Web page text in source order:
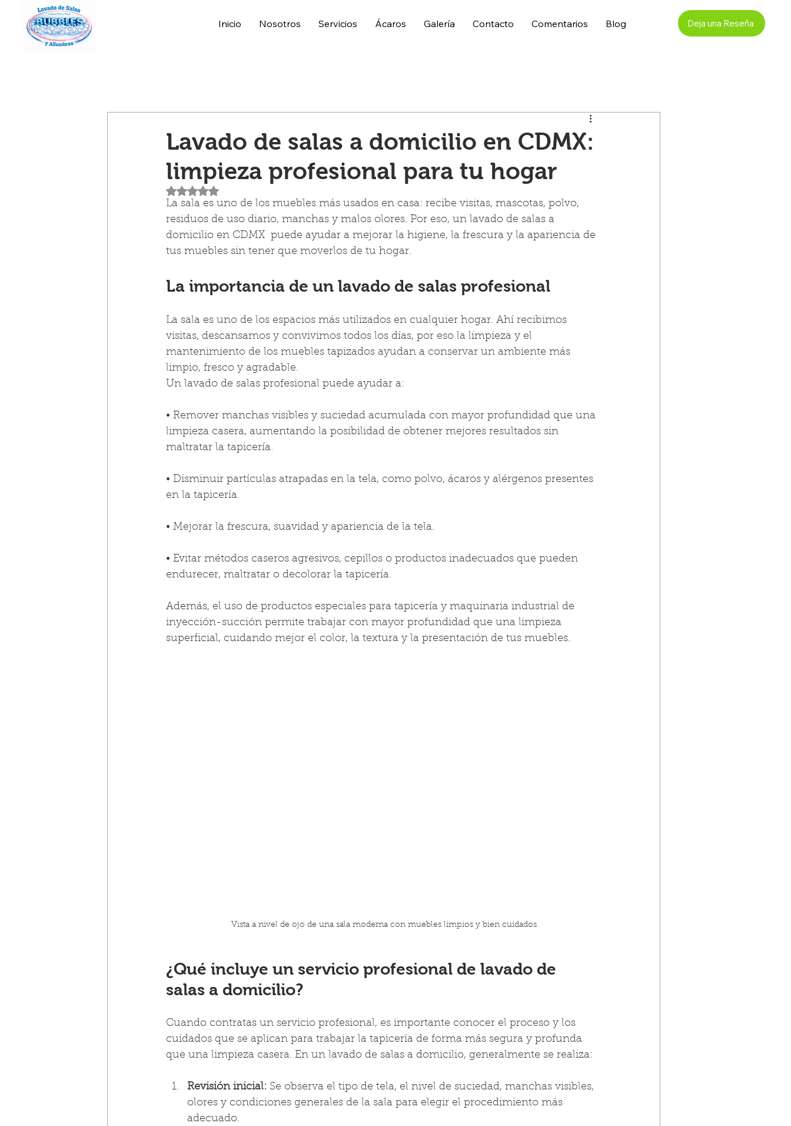
Inicio Nosotros Servicios Ácaros Galería Contacto Comentarios Blog Deja una Reseña
Lavado de salas a domicilio en CDMX:
limpieza profesional para tu hogar
Obtuvo NaN de 5 estrellas.
La sala es uno de los muebles más usados en casa: recibe visitas, mascotas, polvo,
residuos de uso diario, manchas y malos olores. Por eso, un lavado de salas a
domicilio en CDMX  puede ayudar a mejorar la higiene, la frescura y la apariencia de
tus muebles sin tener que moverlos de tu hogar.
La importancia de un lavado de salas profesional
La sala es uno de los espacios más utilizados en cualquier hogar. Ahí recibimos
visitas, descansamos y convivimos todos los días, por eso la limpieza y el
mantenimiento de los muebles tapizados ayudan a conservar un ambiente más
limpio, fresco y agradable.
Un lavado de salas profesional puede ayudar a:
• Remover manchas visibles y suciedad acumulada con mayor profundidad que una
limpieza casera, aumentando la posibilidad de obtener mejores resultados sin
maltratar la tapicería.
• Disminuir partículas atrapadas en la tela, como polvo, ácaros y alérgenos presentes
en la tapicería.
• Mejorar la frescura, suavidad y apariencia de la tela.
• Evitar métodos caseros agresivos, cepillos o productos inadecuados que pueden
endurecer, maltratar o decolorar la tapicería.
Además, el uso de productos especiales para tapicería y maquinaria industrial de
inyección-succión permite trabajar con mayor profundidad que una limpieza
superficial, cuidando mejor el color, la textura y la presentación de tus muebles.
Vista a nivel de ojo de una sala moderna con muebles limpios y bien cuidados
¿Qué incluye un servicio profesional de lavado de
salas a domicilio?
Cuando contratas un servicio profesional, es importante conocer el proceso y los
cuidados que se aplican para trabajar la tapicería de forma más segura y profunda
que una limpieza casera. En un lavado de salas a domicilio, generalmente se realiza:
Revisión inicial: Se observa el tipo de tela, el nivel de suciedad, manchas visibles,
olores y condiciones generales de la sala para elegir el procedimiento más
adecuado.